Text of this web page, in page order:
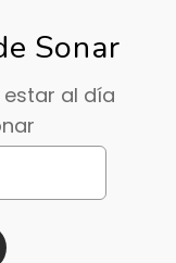
Sonar
al día